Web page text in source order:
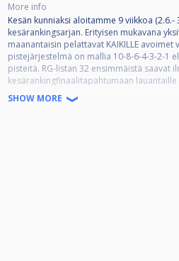
More info
Kesän kunniaksi aloitamme 9 viikkoa (2.6.-
kesärankingsarjan. Erityisen mukavana
maanantaisin pelattavat KAIKILLE avoimet
pistejärjestelmä on mallia 10-8-6-4-3-2-1
pisteitä. RG-listan 32 ensimmäistä saavat
kesärankingfinaalitapahtumaan lauantaille
parasta palkitaan avokätisesti. Tervetuloa
SHOW MORE